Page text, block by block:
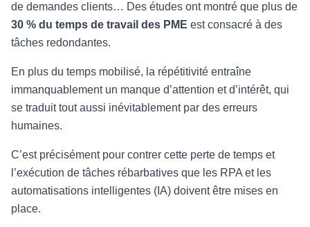
de demandes clients… Des études ont montré que plus de
30 % du temps de travail des PME est consacré à des
tâches redondantes.
En plus du temps mobilisé, la répétitivité entraîne
immanquablement un manque d’attention et d’intérêt, qui
se traduit tout aussi inévitablement par des erreurs
humaines.
C’est précisément pour contrer cette perte de temps et
l’exécution de tâches rébarbatives que les RPA et les
automatisations intelligentes (IA) doivent être mises en
place.